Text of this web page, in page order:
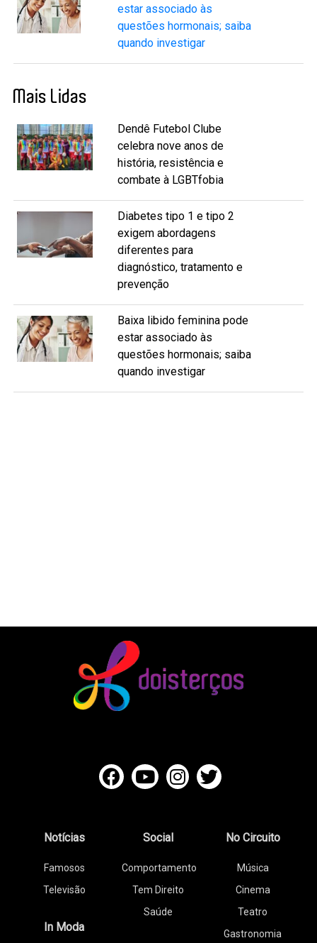
estar associado às
questões hormonais; saiba
quando investigar
Mais Lidas
Dendê Futebol Clube
celebra nove anos de
história, resistência e
combate à LGBTfobia
Diabetes tipo 1 e tipo 2
exigem abordagens
diferentes para
diagnóstico, tratamento e
prevenção
Baixa libido feminina pode
estar associado às
questões hormonais; saiba
quando investigar
Notícias
Famosos
Televisão
In Moda
Social
Comportamento
Tem Direito
Saúde
No Circuito
Música
Cinema
Teatro
Gastronomia